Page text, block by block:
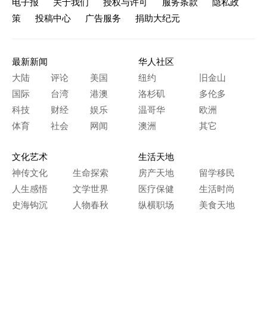
电子报 关于我们 授权与许可 服务条款
隐私政
策
投稿中心 广告服务 捐助大纪元
最新新闻
大陆
评论
美国
国际
台湾
港澳
科技
财经
娱乐
体育
社会 网闻
华人社区
纽约
旧金山
洛杉矶
多伦多
温哥华
欧洲
澳洲
其它
文化艺术
神传文化
生命探索
人生感悟
文学世界
史海钩沉
人物春秋
生活天地
房产天地
留学移民
医疗保健
生活时尚
纵横职场
美食天地